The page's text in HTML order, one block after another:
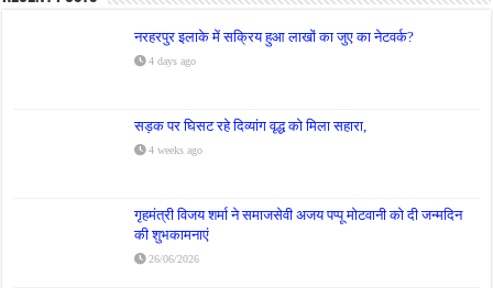
नरहरपुर इलाके में सक्रिय हुआ लाखों का जुए का नेटवर्क?
4 days ago
सड़क पर घिसट रहे दिव्यांग वृद्ध को मिला सहारा,
4 weeks ago
गृहमंत्री विजय शर्मा ने समाजसेवी अजय पप्पू मोटवानी को दी जन्मदिन
की शुभकामनाएं
26/06/2026